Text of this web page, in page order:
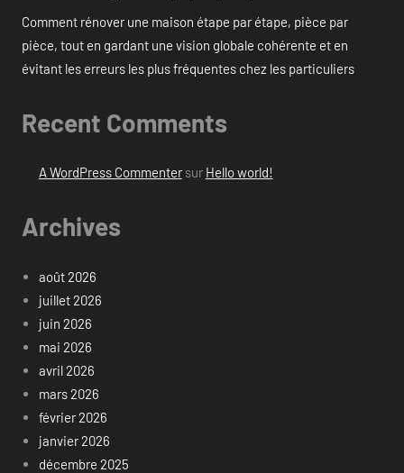
Comment rénover une maison étape par étape, pièce par
pièce, tout en gardant une vision globale cohérente et en
évitant les erreurs les plus fréquentes chez les particuliers
Recent Comments
A WordPress Commentersur Hello world!
Archives
août 2026
juillet 2026
juin 2026
mai 2026
avril 2026
mars 2026
février 2026
janvier 2026
décembre 2025